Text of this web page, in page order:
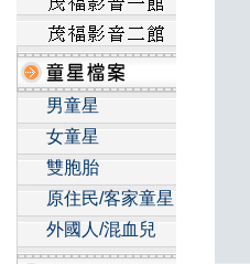
男童星
女童星
雙胞胎
原住民/客家童星
外國人/混血兒